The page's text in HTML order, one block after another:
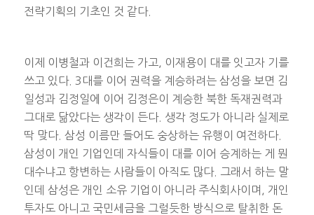
전략기획의 기초인 것 같다.
이제 이병철과 이건희는 가고, 이재용이 대를 잇고자 기를
쓰고 있다. 3대를 이어 권력을 계승하려는 삼성을 보면 김
일성과 김정일에 이어 김정은이 계승한 북한 독재권력과
그대로 닮았다는 생각이 든다. 생각 정도가 아니라 실제로
딱 맞다. 삼성 이름만 들어도 숭상하는 유행이 여전하다.
삼성이 개인 기업인데 자식들이 대를 이어 승계하는 게 뭔
대수냐고 항변하는 사람들이 아직도 많다. 그래서 하는 말
인데 삼성은 개인 소유 기업이 아니라 주식회사이며, 개인
투자도 아니고 국민세금을 그럴듯한 방식으로 탈취한 돈